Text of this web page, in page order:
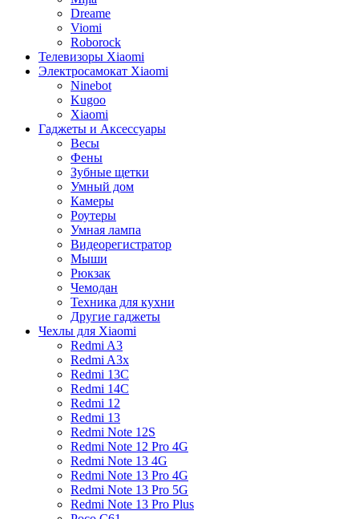
Dreame
Viomi
Roborock
Телевизоры Xiaomi
Электросамокат Xiaomi
Ninebot
Kugoo
Xiaomi
Гаджеты и Аксессуары
Весы
Фены
Зубные щетки
Умный дом
Камеры
Роутеры
Умная лампа
Видеорегистратор
Мыши
Рюкзак
Чемодан
Техника для кухни
Другие гаджеты
Чехлы для Xiaomi
Redmi A3
Redmi A3x
Redmi 13C
Redmi 14C
Redmi 12
Redmi 13
Redmi Note 12S
Redmi Note 12 Pro 4G
Redmi Note 13 4G
Redmi Note 13 Pro 4G
Redmi Note 13 Pro 5G
Redmi Note 13 Pro Plus